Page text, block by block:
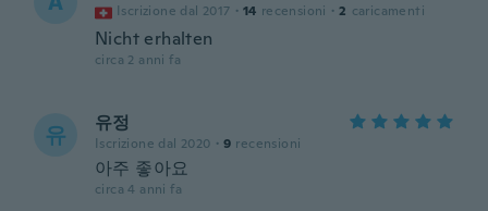
Iscrizione dal 2017 · 14 recensioni · 2 caricamenti
Nicht erhalten
circa 2 anni fa
유 유정
Iscrizione dal 2020 · 9 recensioni
아주 좋아요
circa 4 anni fa